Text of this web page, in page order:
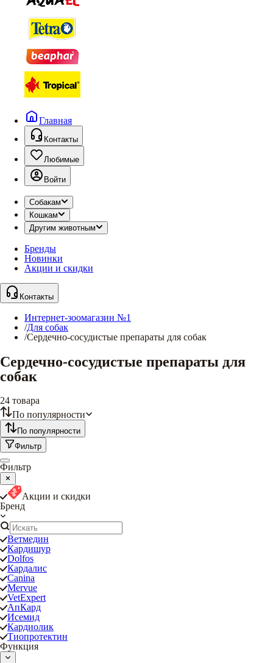
Главная
Контакты
Любимые
Войти
Собакам
Кошкам
Другим животным
Бренды
Новинки
Акции и скидки
Контакты
Интернет-зоомагазин №1
/Для собак
/Сердечно-сосудистые препараты для собак
Сердечно-сосудистые препараты для
собак
24 товара
По популярности
По популярности
Фильтр
Фильтр
Акции и скидки
Бренд
Ветмедин
Кардишур
Dolfos
Кардалис
Canina
Mervue
VetExpert
АпКард
Исемид
Кардиолик
Тиопротектин
Функция